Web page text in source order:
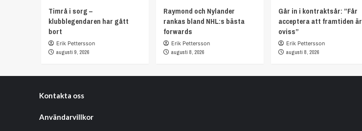
Timrå i sorg –
klubblegendaren har gått
bort
Erik Pettersson
augusti 9, 2026
Raymond och Nylander
rankas bland NHL:s bästa
forwards
Erik Pettersson
augusti 8, 2026
Går in i kontraktsår: ”Får
acceptera att framtiden är
oviss”
Erik Pettersson
augusti 8, 2026
Kontakta oss
Användarvillkor